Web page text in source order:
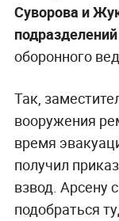
Суворова и
оборонного
Так,
вооружения
время
получил
взвод. Арсену
подобраться